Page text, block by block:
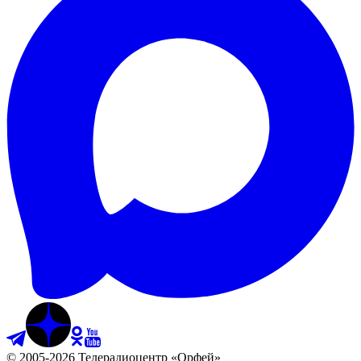
© 2005-2026 Телерадиоцентр «Орфей»